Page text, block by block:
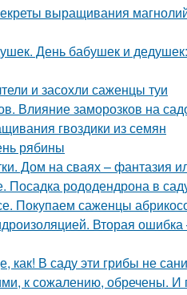
выращивания
День бабушек и
и засохли саженцы туи
Влияние заморозков на
гвоздики из семян
рябины
Дом на сваях – фантазия
Посадка рододендрона в
Покупаем саженцы
Вторая
как! В саду эти грибы не
к сожалению, обречены. И